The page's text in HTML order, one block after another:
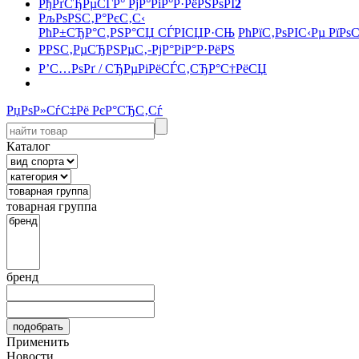
РђРґСЂРµСЃР° РјР°РіР°Р·РёРЅРѕРІ2
РљРѕРЅС‚Р°РєС‚С‹
РћР±СЂР°С‚РЅР°СЏ СЃРІСЏР·СЊ РћРїС‚РѕРІС‹Рµ
РРЅС‚РµСЂРЅРµС‚-РјР°РіР°Р·РёРЅ
Р’С…РѕРґ / СЂРµРіРёСЃС‚СЂР°С†РёСЏ
РџРѕР»СѓС‡Рё РєР°СЂС‚Сѓ
Каталог
товарная группа
бренд
Применить
Новости